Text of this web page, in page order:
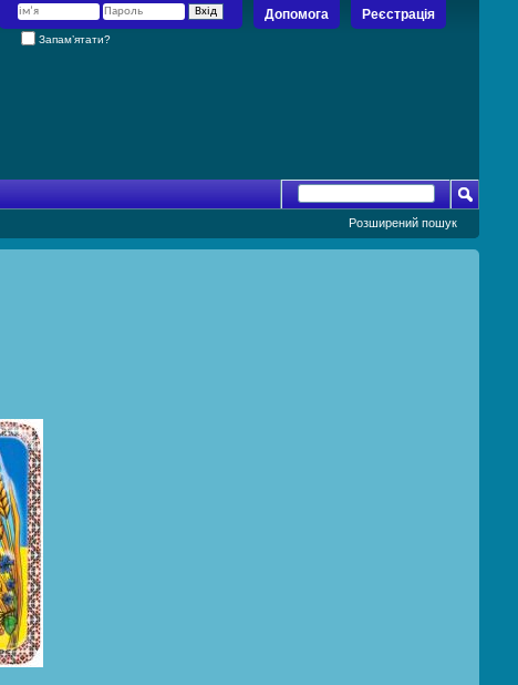
Реєстрація
Допомога
Запам’ятати?
Розширений пошук